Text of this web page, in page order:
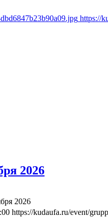
https://
2026
2026
https://kudaufa.ru/event/